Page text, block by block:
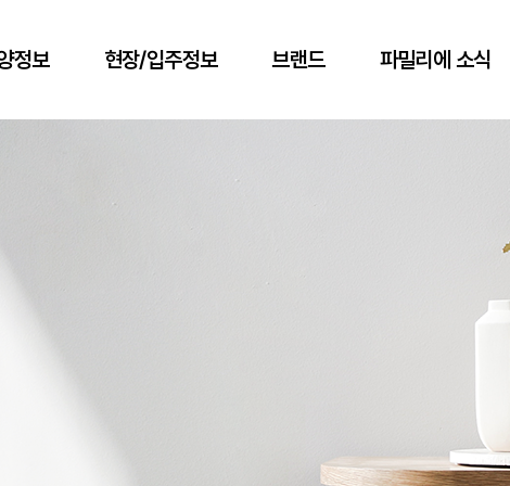
정보 현장/입주정보 브랜드 파밀리에 소식